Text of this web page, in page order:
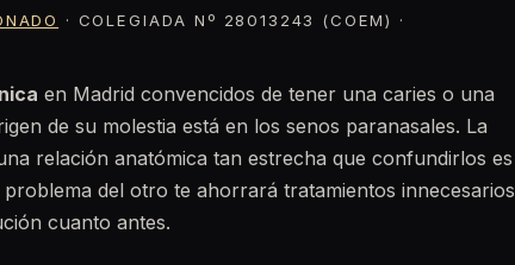
· COLEGIADA Nº 28013243 (COEM) ·
en Madrid convencidos de tener una caries o una
de su molestia está en los senos paranasales. La
relación anatómica tan estrecha que confundirlos es
del otro te ahorrará tratamientos innecesarios
cuanto antes.